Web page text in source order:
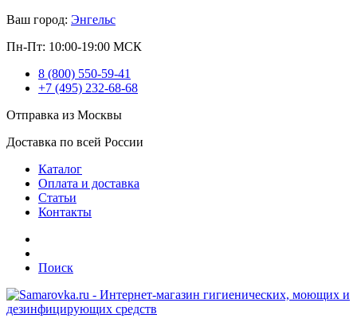
Ваш город: Энгельс
Пн-Пт: 10:00-19:00 МСК
8 (800) 550-59-41
+7 (495) 232-68-68
Отправка из Москвы
Доставка по всей России
Каталог
Оплата и доставка
Статьи
Контакты
Поиск